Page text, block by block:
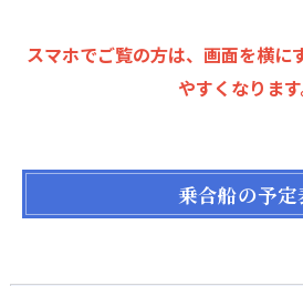
スマホでご覧の方は、画面を横に
やすくなります
乗合船の予定